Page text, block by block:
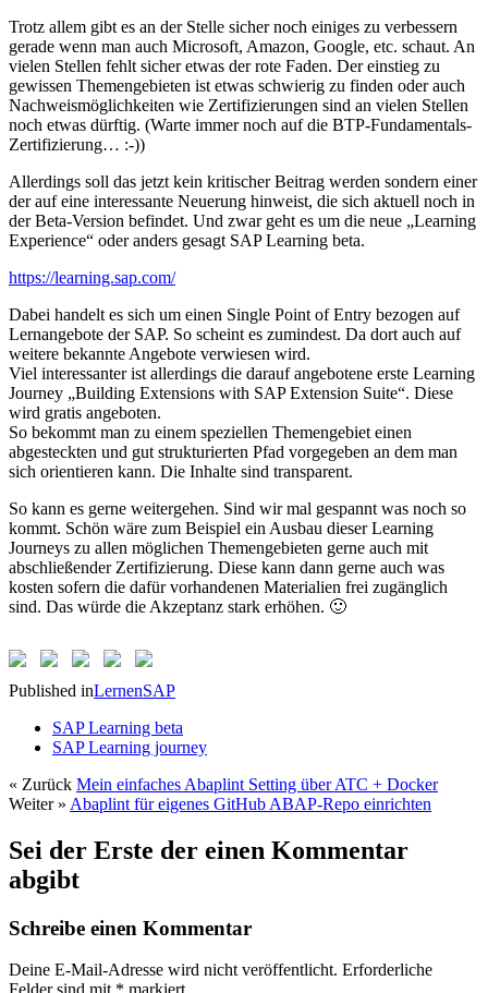
Trotz allem gibt es an der Stelle sicher noch einiges zu verbessern
gerade wenn man auch Microsoft, Amazon, Google, etc. schaut. An
vielen Stellen fehlt sicher etwas der rote Faden. Der einstieg zu
gewissen Themengebieten ist etwas schwierig zu finden oder auch
Nachweismöglichkeiten wie Zertifizierungen sind an vielen Stellen
noch etwas dürftig. (Warte immer noch auf die BTP-Fundamentals-
Zertifizierung… :-))
Allerdings soll das jetzt kein kritischer Beitrag werden sondern einer
der auf eine interessante Neuerung hinweist, die sich aktuell noch in
der Beta-Version befindet. Und zwar geht es um die neue „Learning
Experience“ oder anders gesagt SAP Learning beta.
https://learning.sap.com/
Dabei handelt es sich um einen Single Point of Entry bezogen auf
Lernangebote der SAP. So scheint es zumindest. Da dort auch auf
weitere bekannte Angebote verwiesen wird.
Viel interessanter ist allerdings die darauf angebotene erste Learning
Journey „Building Extensions with SAP Extension Suite“. Diese
wird gratis angeboten.
So bekommt man zu einem speziellen Themengebiet einen
abgesteckten und gut strukturierten Pfad vorgegeben an dem man
sich orientieren kann. Die Inhalte sind transparent.
So kann es gerne weitergehen. Sind wir mal gespannt was noch so
kommt. Schön wäre zum Beispiel ein Ausbau dieser Learning
Journeys zu allen möglichen Themengebieten gerne auch mit
abschließender Zertifizierung. Diese kann dann gerne auch was
kosten sofern die dafür vorhandenen Materialien frei zugänglich
sind. Das würde die Akzeptanz stark erhöhen. 🙂
Published inLernenSAP
SAP Learning beta
SAP Learning journey
« Zurück Mein einfaches Abaplint Setting über ATC + Docker
Weiter » Abaplint für eigenes GitHub ABAP-Repo einrichten
Sei der Erste der einen Kommentar
abgibt
Schreibe einen Kommentar
Deine E-Mail-Adresse wird nicht veröffentlicht. Erforderliche